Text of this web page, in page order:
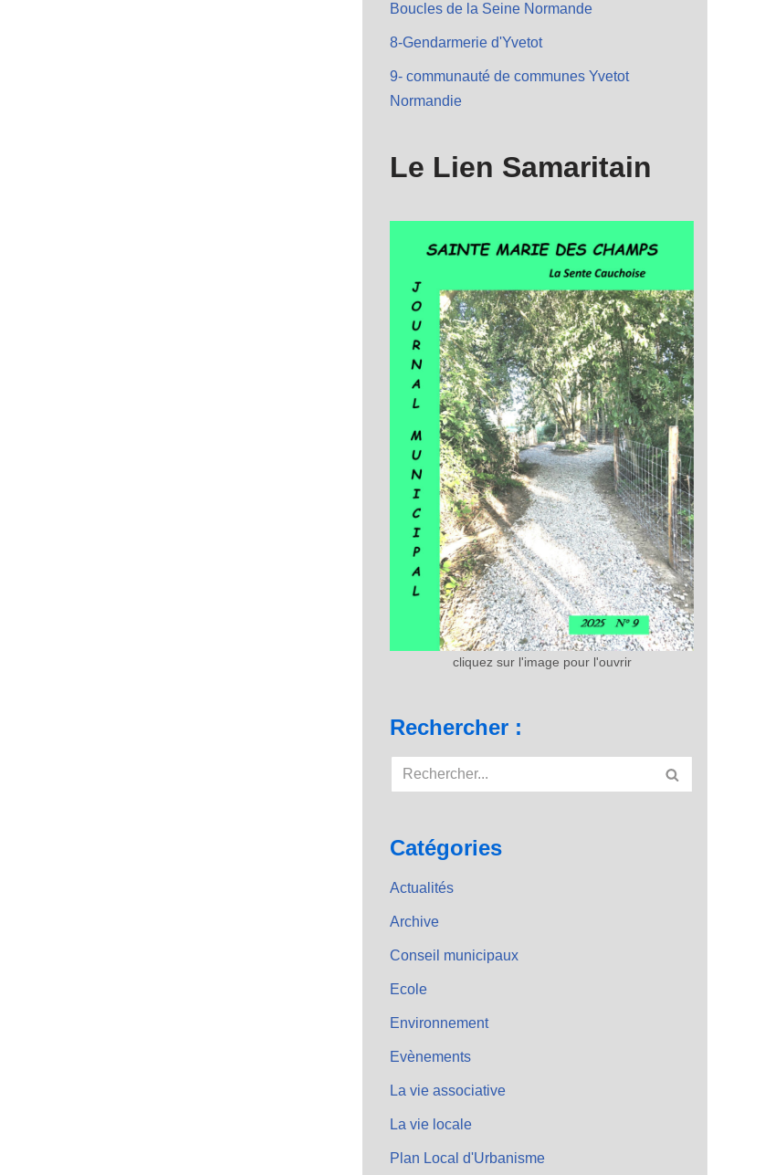
Boucles de la Seine Normande
8-Gendarmerie d'Yvetot
9- communauté de communes Yvetot
Normandie
Le Lien Samaritain
cliquez sur l'image pour l'ouvrir
Rechercher :
Catégories
Actualités
Archive
Conseil municipaux
Ecole
Environnement
Evènements
La vie associative
La vie locale
Plan Local d'Urbanisme